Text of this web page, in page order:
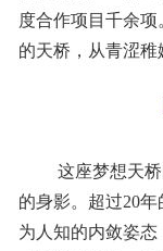
度合作项目千余
的天桥，从青涩稚
这座梦想天
的身影。超过20
为人知的内敛姿